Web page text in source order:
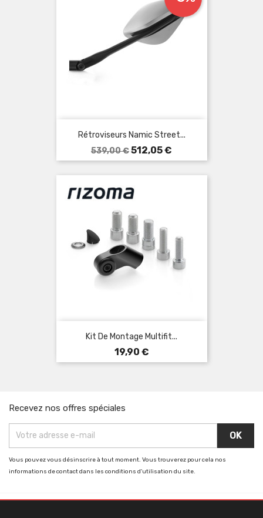
Rétroviseurs Namic Street...
Prix
de
base
539,00 €Prix
512,05 €
Kit De Montage Multifit...
Prix
19,90 €
Recevez nos offres spéciales
Vous pouvez vous désinscrire à tout moment. Vous trouverez pour cela nos
informations de contact dans les conditions d'utilisation du site.